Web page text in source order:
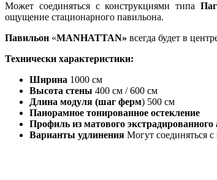
Может соединяться с конструкциями типа
ощущение стационарного павильона.
Павильон «MANHATTAN» всегда будет в
Технически характеристики:
Ширина 1000 см
Высота стены 400 см / 600 см
Длина модуля (шаг ферм) 500 см
Панорамное тонированное остекление
Профиль из матового
Варианты удлинения Могут соединяться